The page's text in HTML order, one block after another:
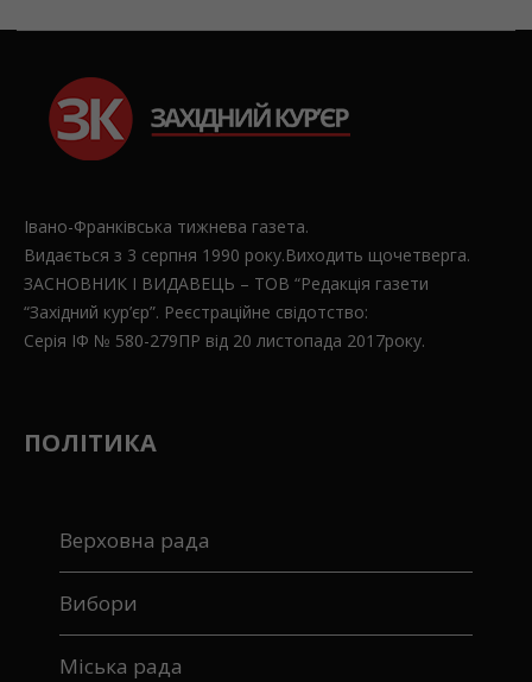
Івано-Франківська тижнева газета.
Видається з 3 серпня 1990 року.Виходить щочетверга.
ЗАСНОВНИК І ВИДАВЕЦЬ – ТОВ “Редакція газети
“Західний кур’єр”. Реєстраційне свідотство:
Серія ІФ № 580-279ПР від 20 листопада 2017року.
ПОЛІТИКА
Верховна рада
Вибори
Міська рада